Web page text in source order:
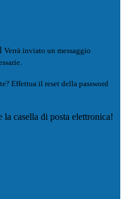
Verrà inviato un messaggio
Effettua il reset della password
casella di posta elettronica!